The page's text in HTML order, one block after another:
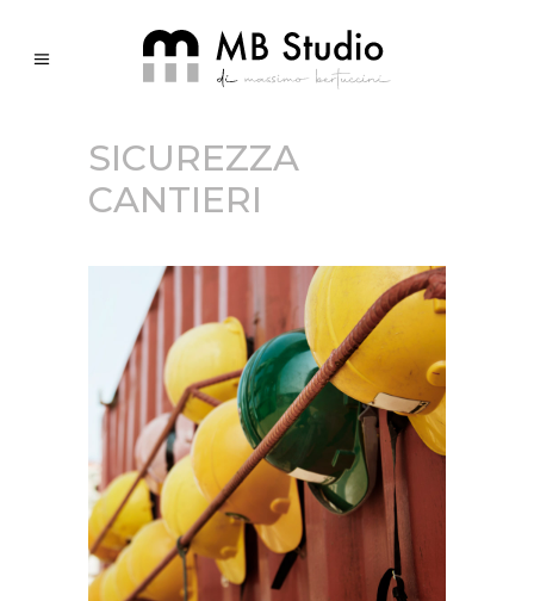
SICUREZZA
CANTIERI